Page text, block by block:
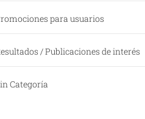
para usuarios
/ Publicaciones de interés
Categoría